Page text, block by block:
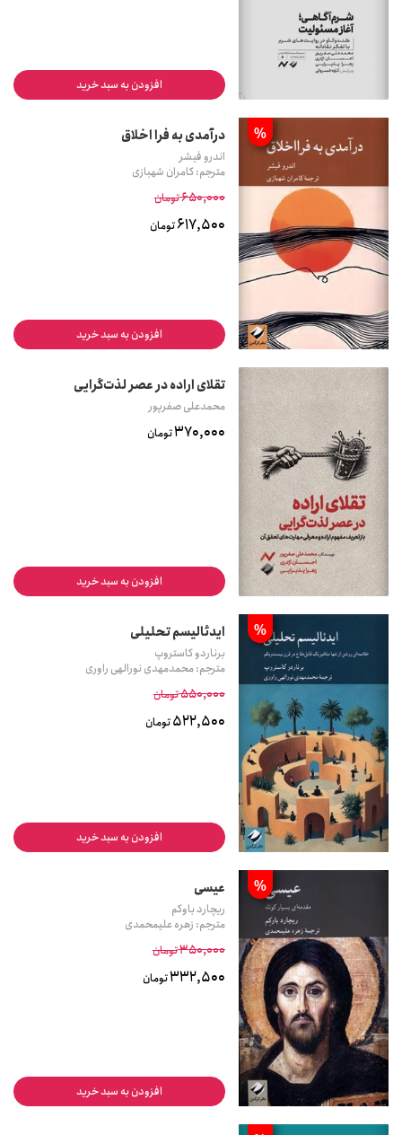
افزودن به سبد خرید
% درآمدی به فرا اخلاق
اندرو فیشر
مترجم: کامران شهبازی
650,000تومان
617,500تومان
افزودن به سبد خرید
تقلای اراده در عصر لذت‌گرایی
محمدعلی صفرپور
370,000تومان
افزودن به سبد خرید
% ایدئالیسم تحلیلی
برناردو کاستروپ
مترجم: محمدمهدی نورالهی راوری
550,000تومان
522,500تومان
افزودن به سبد خرید
% عیسی
ریچارد باوکم
مترجم: زهره علیمحمدی
350,000تومان
332,500تومان
افزودن به سبد خرید